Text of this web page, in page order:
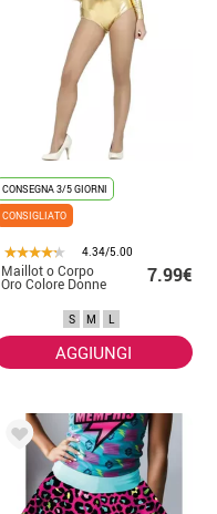
CONSEGNA 3/5 GIORNI
CONSIGLIATO
4.34/5.00
Maillot o Corpo
Oro Colore Donne 7.99€
S M L
AGGIUNGI